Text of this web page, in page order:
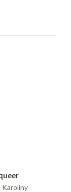
Karoliny